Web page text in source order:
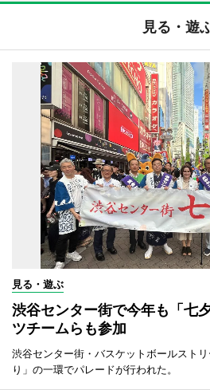
見る・遊
見る・遊ぶ
渋谷センター街で今年も「
ツチームらも参加
渋谷センター街・バスケットボールスト
り」の一環でパレードが行われた。